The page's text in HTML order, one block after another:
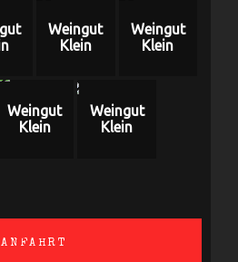
Weingut
Klein
Weingut
Klein
Weingut
Klein
Weingut
Klein
ANFAHRT